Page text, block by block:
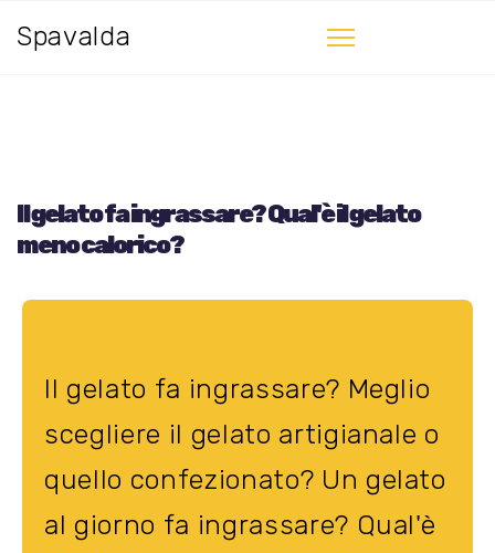
Spavalda
Il gelato fa ingrassare? Qual'è il gelato
meno calorico?
Il gelato fa ingrassare? Meglio
scegliere il gelato artigianale o
quello confezionato? Un gelato
al giorno fa ingrassare? Qual'è